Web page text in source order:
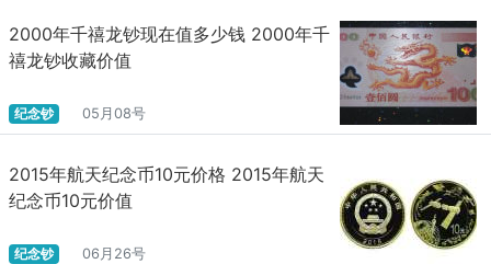
2000年千禧龙钞现在值多少钱 2000年千
禧龙钞收藏价值
纪念钞 05月08号
2015年航天纪念币10元价格 2015年航天
纪念币10元价值
纪念钞 06月26号